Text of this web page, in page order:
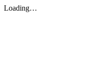
Loading…